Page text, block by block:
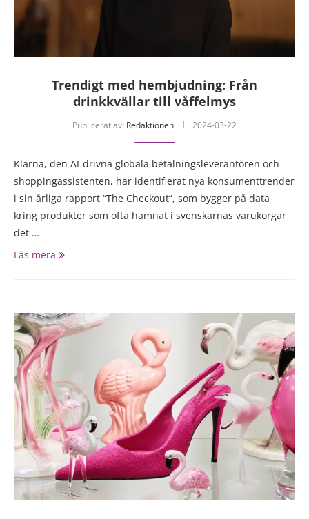
Trendigt med hembjudning: Från
drinkkvällar till våffelmys
Publicerat av: Redaktionen 2024-03-22
Klarna, den AI-drivna globala betalningsleverantören och
shoppingassistenten, har identifierat nya konsumenttrender
i sin årliga rapport “The Checkout”, som bygger på data
kring produkter som ofta hamnat i svenskarnas varukorgar
det …
Läs mera